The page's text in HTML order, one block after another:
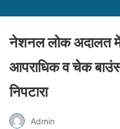
नेशनल लोक अदालत में
आपराधिक व चेक
निपटारा
Admin